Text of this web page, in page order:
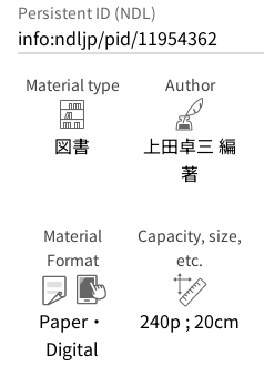
Persistent ID (NDL)
info:ndljp/pid/11954362
Material type
図書
Author
上田卓三 編
著
Material
Format
Paper・
Digital
Capacity, size,
etc.
240p ; 20cm